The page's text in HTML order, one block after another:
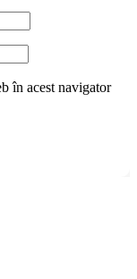
în acest navigator